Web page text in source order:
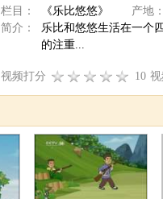
栏目：
《乐比悠悠》 产地：
简介：
乐比和悠悠生活在一个
的注重...
视频打分
10